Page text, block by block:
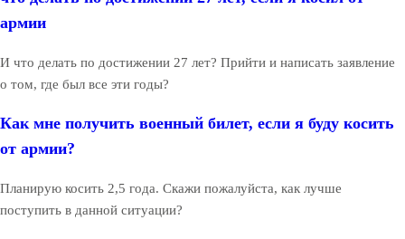
армии
И что делать по достижении 27 лет? Прийти и написать заявление
о том, где был все эти годы?
Как мне получить военный билет, если я буду косить
от армии?
Планирую косить 2,5 года. Скажи пожалуйста, как лучше
поступить в данной ситуации?